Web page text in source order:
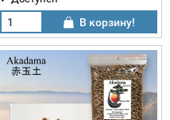
В корзину!